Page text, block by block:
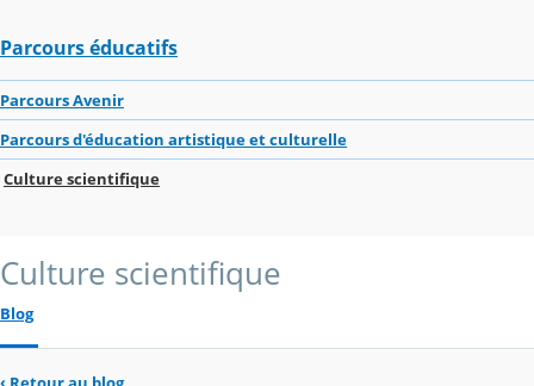
Parcours éducatifs
Parcours Avenir
Parcours d'éducation artistique et culturelle
Culture scientifique
Culture scientifique
Blog